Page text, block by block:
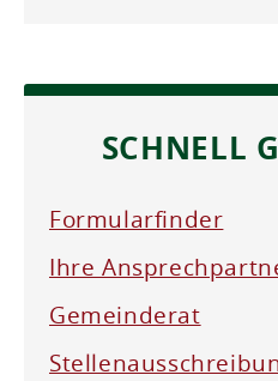
SCHNELL
Formularfinder
Ihre
Gemeinderat